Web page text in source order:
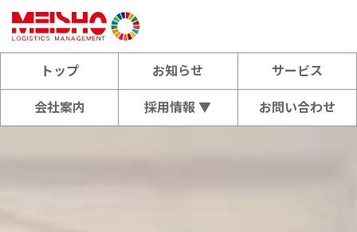
トップ お知らせ サービス
会社案内 採用情報 ▼ お問い合わせ